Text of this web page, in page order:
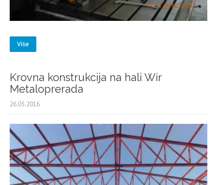
Više
Krovna konstrukcija na hali Wir
Metaloprerada
26.05.2016